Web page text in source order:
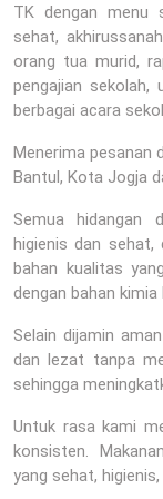
TK dengan menu
sehat,
orang tua murid,
pengajian sekolah,
berbagai acara
Menerima pesanan
Bantul, Kota Jogja
Semua hidangan
higienis dan sehat,
bahan kualitas
dengan bahan
Selain dijamin
dan lezat tanpa
sehingga
Untuk rasa kami
konsisten.
yang sehat,